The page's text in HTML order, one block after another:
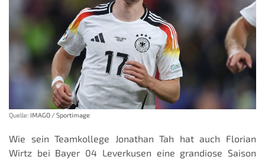
Quelle: IMAGO / Sportimage
Wie sein Teamkollege Jonathan Tah hat auch Florian
Wirtz bei Bayer 04 Leverkusen eine grandiose Saison